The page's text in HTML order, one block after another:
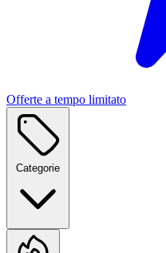
Offerte a tempo limitato
Categorie